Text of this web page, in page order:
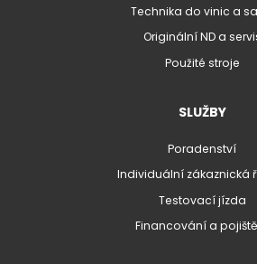
Technika do vinic a
Originální ND a
Použité stroje
SLUŽBY
Poradenství
Individuální zákaznická
Testovací jízda
Financování a